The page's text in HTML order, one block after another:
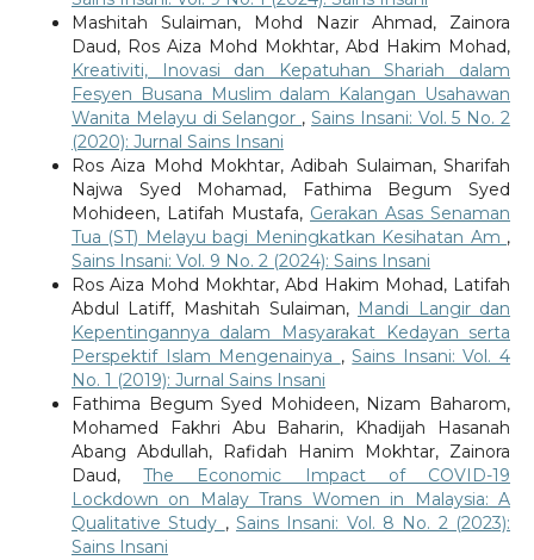
Mashitah Sulaiman, Mohd Nazir Ahmad, Zainora
Daud, Ros Aiza Mohd Mokhtar, Abd Hakim Mohad,
Kreativiti, Inovasi dan Kepatuhan Shariah dalam
Fesyen Busana Muslim dalam Kalangan Usahawan
Wanita Melayu di Selangor ,Sains Insani: Vol. 5 No. 2
(2020): Jurnal Sains Insani
Ros Aiza Mohd Mokhtar, Adibah Sulaiman, Sharifah
Najwa Syed Mohamad, Fathima Begum Syed
Mohideen, Latifah Mustafa, Gerakan Asas Senaman
Tua (ST) Melayu bagi Meningkatkan Kesihatan Am ,
Sains Insani: Vol. 9 No. 2 (2024): Sains Insani
Ros Aiza Mohd Mokhtar, Abd Hakim Mohad, Latifah
Abdul Latiff, Mashitah Sulaiman, Mandi Langir dan
Kepentingannya dalam Masyarakat Kedayan serta
Perspektif Islam Mengenainya ,Sains Insani: Vol. 4
No. 1 (2019): Jurnal Sains Insani
Fathima Begum Syed Mohideen, Nizam Baharom,
Mohamed Fakhri Abu Baharin, Khadijah Hasanah
Abang Abdullah, Rafidah Hanim Mokhtar, Zainora
Daud,The Economic Impact of COVID-19
Lockdown on Malay Trans Women in Malaysia: A
Qualitative Study , Sains Insani: Vol. 8 No. 2 (2023):
Sains Insani